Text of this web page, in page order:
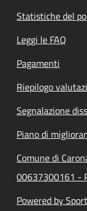
Statistiche del
Leggi le FAQ
Pagamenti
Riepilogo
Segnalazione
Piano di
Comune di
00637300161 -
Powered by